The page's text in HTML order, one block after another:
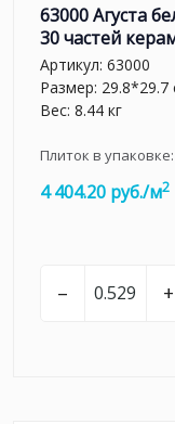
63000 Агуста
30 частей
Артикул: 63000
Размер: 29.8*29.7
Вес: 8.44 кг
Плиток в упаковке:
4 404.20 руб./м2
– +